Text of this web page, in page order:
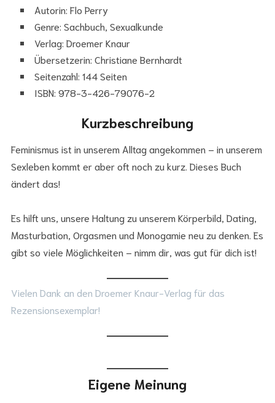
Autorin: Flo Perry
Genre: Sachbuch, Sexualkunde
Verlag: Droemer Knaur
Übersetzerin: Christiane Bernhardt
Seitenzahl: 144 Seiten
ISBN: 978-3-426-79076-2
Kurzbeschreibung
Feminismus ist in unserem Alltag angekommen – in unserem
Sexleben kommt er aber oft noch zu kurz. Dieses Buch
ändert das!
Es hilft uns, unsere Haltung zu unserem Körperbild, Dating,
Masturbation, Orgasmen und Monogamie neu zu denken. Es
gibt so viele Möglichkeiten – nimm dir, was gut für dich ist!
Vielen Dank an den Droemer Knaur-Verlag für das
Rezensionsexemplar!
Eigene Meinung